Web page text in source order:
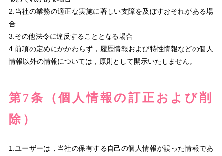
2.当社の業務の適正な実施に著しい支障を及ぼすおそれがある場
合
3.その他法令に違反することとなる場合
4.前項の定めにかかわらず，履歴情報および特性情報などの個人
情報以外の情報については，原則として開示いたしません。
第7条（個人情報の訂正および削
除）
1.ユーザーは，当社の保有する自己の個人情報が誤った情報であ